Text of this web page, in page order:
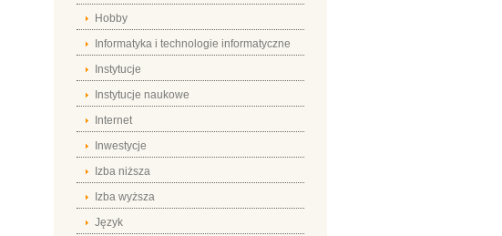
Hobby
Informatyka i technologie informatyczne
Instytucje
Instytucje naukowe
Internet
Inwestycje
Izba niższa
Izba wyższa
Język